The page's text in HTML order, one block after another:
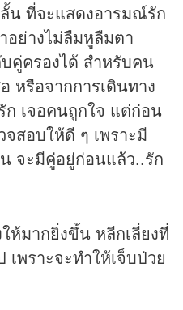
น ที่จะแสดงอารมณ์รัก
อย่างไม่ลืมหูลืมตา
คู่ครองได้ สำหรับคน
หรือจากการเดินทาง
ก เจอคนถูกใจ แต่ก่อน
สอบให้ดี ๆ เพราะมี
จะมีคู่อยู่ก่อนแล้ว..รัก
ห้มากยิ่งขึ้น หลีกเลี่ยงที่
พราะจะทำให้เจ็บป่วย